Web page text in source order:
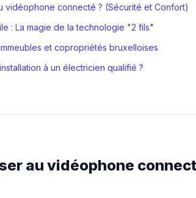
vidéophone connecté ? (Sécurité et Confort)
: La magie de la technologie "2 fils"
et copropriétés bruxelloises
à un électricien qualifié ?
au vidéophone